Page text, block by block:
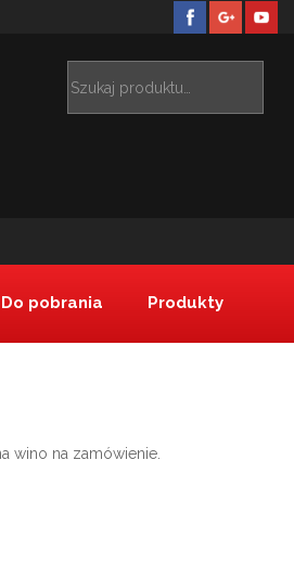
Do pobrania Produkty
wino na zamówienie.